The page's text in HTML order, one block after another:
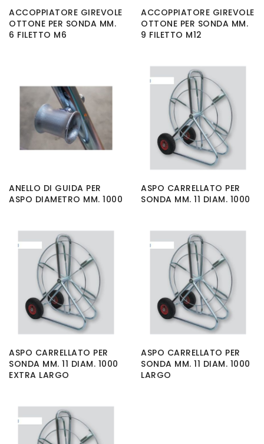
ACCOPPIATORE GIREVOLE
OTTONE PER SONDA MM.
6 FILETTO M6
ACCOPPIATORE GIREVOLE
OTTONE PER SONDA MM.
9 FILETTO M12
ANELLO DI GUIDA PER
ASPO DIAMETRO MM. 1000
ASPO CARRELLATO PER
SONDA MM. 11 DIAM. 1000
ASPO CARRELLATO PER
SONDA MM. 11 DIAM. 1000
EXTRA LARGO
ASPO CARRELLATO PER
SONDA MM. 11 DIAM. 1000
LARGO